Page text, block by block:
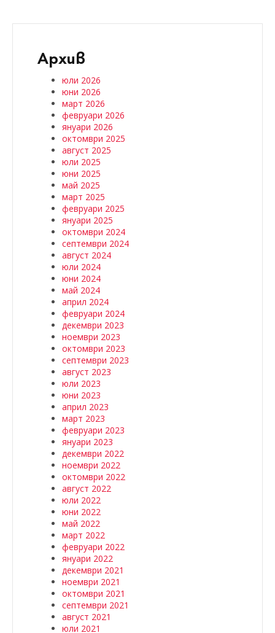
Архив
юли 2026
юни 2026
март 2026
февруари 2026
януари 2026
октомври 2025
август 2025
юли 2025
юни 2025
май 2025
март 2025
февруари 2025
януари 2025
октомври 2024
септември 2024
август 2024
юли 2024
юни 2024
май 2024
април 2024
февруари 2024
декември 2023
ноември 2023
октомври 2023
септември 2023
август 2023
юли 2023
юни 2023
април 2023
март 2023
февруари 2023
януари 2023
декември 2022
ноември 2022
октомври 2022
август 2022
юли 2022
юни 2022
май 2022
март 2022
февруари 2022
януари 2022
декември 2021
ноември 2021
октомври 2021
септември 2021
август 2021
юли 2021